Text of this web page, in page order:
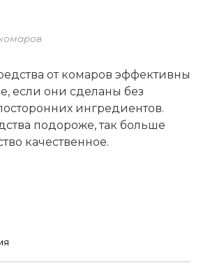
от комаров эффективны
если они сделаны без
ингредиентов.
подороже, так больше
качественное.